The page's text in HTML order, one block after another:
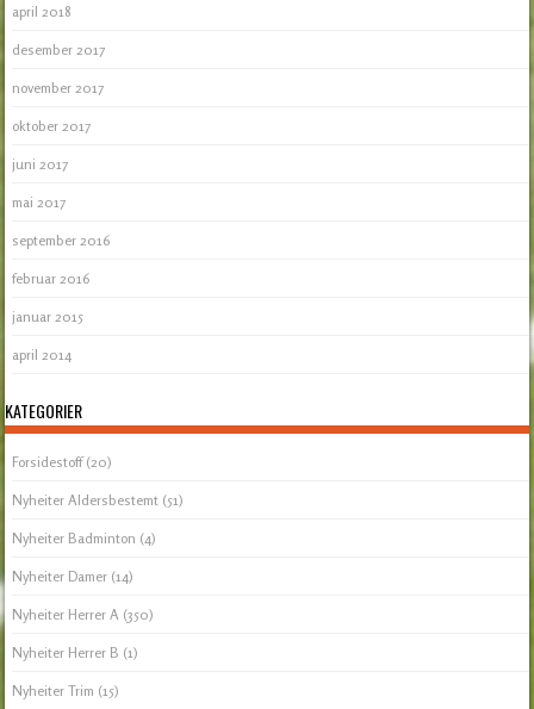
april 2018
desember 2017
november 2017
oktober 2017
juni 2017
mai 2017
september 2016
februar 2016
januar 2015
april 2014
KATEGORIER
Forsidestoff(20)
Nyheiter Aldersbestemt (51)
Nyheiter Badminton (4)
Nyheiter Damer (14)
Nyheiter Herrer A (350)
Nyheiter Herrer B (1)
Nyheiter Trim (15)